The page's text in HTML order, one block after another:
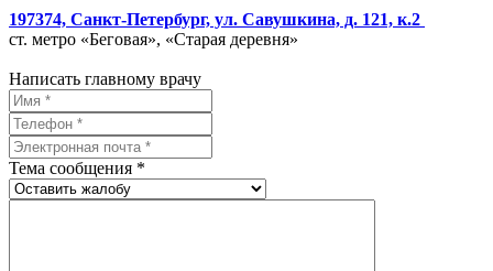
197374, Санкт-Петербург, ул. Савушкина, д. 121, к.2
ст. метро «Беговая», «Старая деревня»
Написать главному врачу
Тема сообщения *